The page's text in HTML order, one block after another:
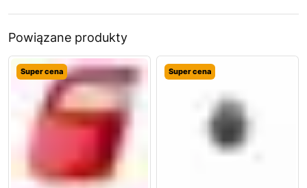
Powiązane produkty
Super cena Super cena